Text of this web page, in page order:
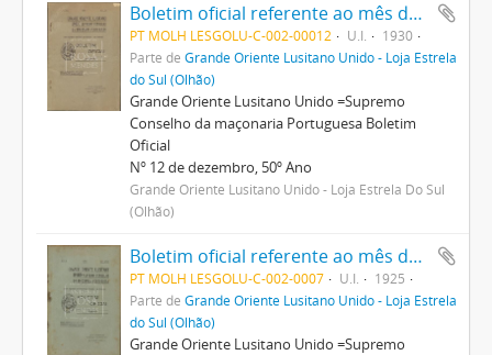
Boletim oficial referente ao mês de dezembro.
PT MOLH LESGOLU-C-002-00012 U.I.
1930
Parte de Grande Oriente Lusitano Unido - Loja Estrela
do Sul (Olhão)
Grande Oriente Lusitano Unido =Supremo
Conselho da maçonaria Portuguesa Boletim
Oficial
Nº 12 de dezembro, 50º Ano
Grande Oriente Lusitano Unido - Loja Estrela Do Sul
(Olhão)
Boletim oficial referente ao mês de janeiro e aos meses de março a dezembro
PT MOLH LESGOLU-C-002-0007 U.I.
1925
Parte de Grande Oriente Lusitano Unido - Loja Estrela
do Sul (Olhão)
Grande Oriente Lusitano Unido =Supremo